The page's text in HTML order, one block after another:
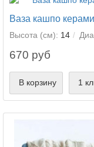
Ваза кашпо
Высота (см): 14
670 руб
В корзину 1